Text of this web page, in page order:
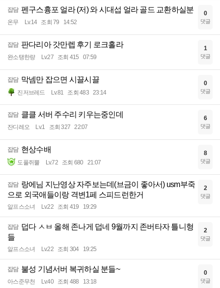
잡담 펜구스흉포 얼라 (저) 와 시대섭 얼라 골드 교환하실분
온무 Lv.14 조회 79 14:52
0
댓글
잡담 판다리아 갓만렙 후기 로크홀라
완소탱한량 Lv.27 조회 415 07:59
1
댓글
잡담 막넴만 잡으면 시끌시끌
진저브레드 Lv.81 조회 483 23:14
0
댓글
잡담 클클 서버 주수리 키우는중인데
잔디레오 Lv.1 조회 327 22:07
6
댓글
잡담 현상수배
도풀쥐뿔 Lv.72 조회 680 21:07
8
댓글
잡담 랑에님 지난영상 자주보는데(브금이 좋아서) usm부죽
으로 외국애들이랑 격변1페 스피드런한거
알프스소녀 Lv.22 조회 419 19:29
2
댓글
잡담 덥다 ㅅㅂ 올해 존나게 덥네 9월까지 존버타자 틀니형
들
알프스소녀 Lv.22 조회 304 19:25
2
댓글
잡담 불성 기념서버 복귀하실 분들~
아스준무천 Lv.40 조회 488 13:18
0
댓글